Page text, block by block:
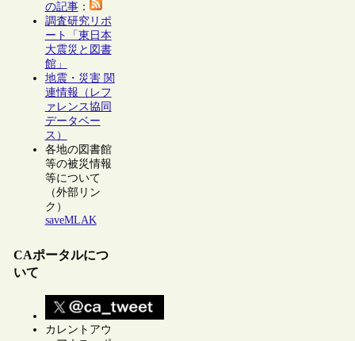
の記事：
調査研究リポ
ート「東日本
大震災と図書
館」
地震・災害 関
連情報（レフ
ァレンス協同
データベー
ス）
各地の図書館
等の被災情報
等について
（外部リン
ク）
saveMLAK
CAポータルにつ
いて
カレントアウ